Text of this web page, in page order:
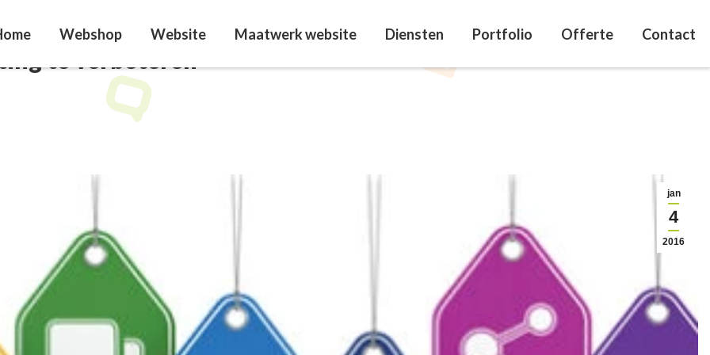
Webshop Website Maatwerk website Diensten Portfolio Offerte Contact
te verbeteren
jan
4
2016